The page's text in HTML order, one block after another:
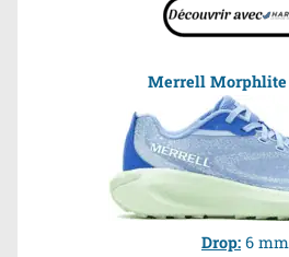
Merrell Morphlite
Drop: 6 mm